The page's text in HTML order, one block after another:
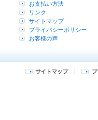
お支払い方法
リンク
サイトマップ
プライバシーポリシー
お客様の声